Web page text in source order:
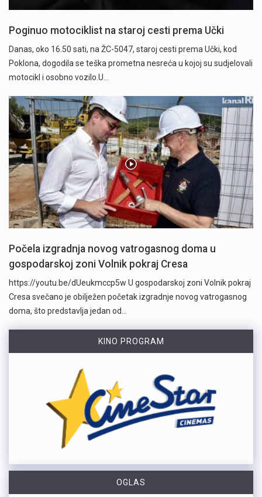
Poginuo motociklist na staroj cesti prema Učki
Danas, oko 16.50 sati, na ŽC-5047, staroj cesti prema Učki, kod
Poklona, dogodila se teška prometna nesreća u kojoj su sudjelovali
motocikl i osobno vozilo.U…
Počela izgradnja novog vatrogasnog doma u
gospodarskoj zoni Volnik pokraj Cresa
https://youtu.be/dUeukmccp5w U gospodarskoj zoni Volnik pokraj
Cresa svečano je obilježen početak izgradnje novog vatrogasnog
doma, što predstavlja jedan od…
KINO PROGRAM
OGLAS